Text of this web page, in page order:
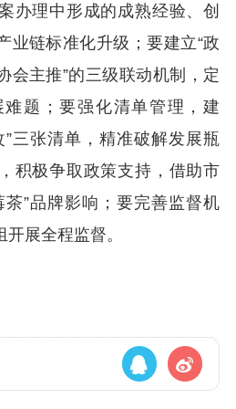
办理中形成的成熟经验、创
业链标准化升级；要建立“政
会主推”的三级联动机制，定
题；要强化清单管理，建
三张清单，精准破解发展瓶
积极争取政策支持，借助市
”品牌影响；要完善监督机
展全程监督。